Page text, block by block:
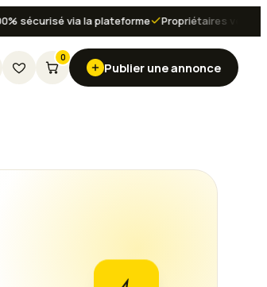
via la plateforme Propriétaires vérifiés et
0
Publier une annonce